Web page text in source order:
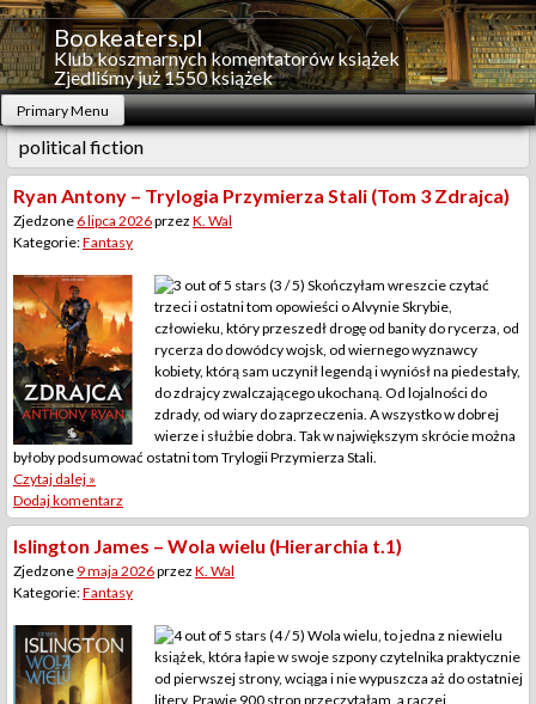
Skip
to
content
Bookeaters.pl
Klub koszmarnych komentatorów książek
Zjedliśmy już 1550 książek
Primary Menu
political fiction
Ryan Antony – Trylogia Przymierza Stali (Tom 3 Zdrajca)
Zjedzone 6 lipca 2026przez K. Wal
Kategorie:Fantasy
(3 / 5) Skończyłam wreszcie czytać
trzeci i ostatni tom opowieści o Alvynie Skrybie,
człowieku, który przeszedł drogę od banity do rycerza, od
rycerza do dowódcy wojsk, od wiernego wyznawcy
kobiety, którą sam uczynił legendą i wyniósł na piedestały,
do zdrajcy zwalczającego ukochaną. Od lojalności do
zdrady, od wiary do zaprzeczenia. A wszystko w dobrej
wierze i służbie dobra. Tak w największym skrócie można
byłoby podsumować ostatni tom Trylogii Przymierza Stali.
Czytaj dalej »
Dodaj komentarz
Islington James – Wola wielu (Hierarchia t.1)
Zjedzone 9 maja 2026przez K. Wal
Kategorie:Fantasy
(4 / 5) Wola wielu, to jedna z niewielu
książek, która łapie w swoje szpony czytelnika praktycznie
od pierwszej strony, wciąga i nie wypuszcza aż do ostatniej
litery. Prawie 900 stron przeczytałam, a raczej